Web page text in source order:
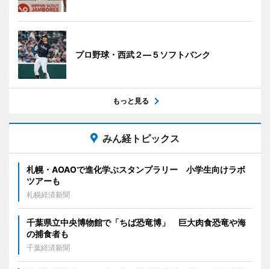
プロ野球・西武２―５ソフトバンク
もっと見る
みん経トピックス
札幌・AOAOで進化学ぶスタンプラリー 小学生向けラボ
ツアーも
札幌経済新聞
千葉県立中央博物館で「ちば恐竜博」 巨大肉食恐竜や海
の捕食者も
千葉経済新聞